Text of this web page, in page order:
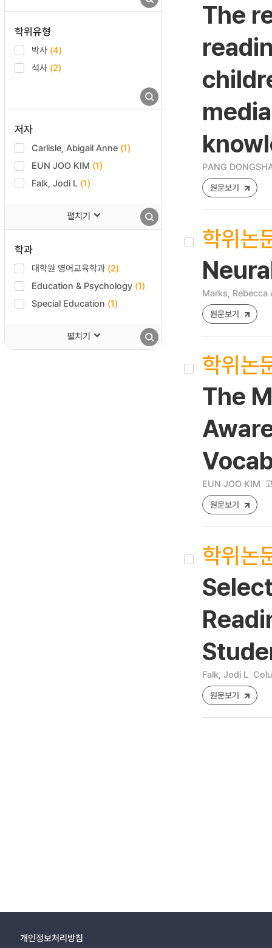
학위유형
박사 (4)
석사 (2)
저자
Carlisle, Abigail Anne (1)
EUN JOO KIM (1)
Falk, Jodi L (1)
펼치기
학과
대학원 영어교육학과 (2)
Education & Psychology (1)
Special Education (1)
펼치기
The
PANG
원문보기
학위논
Marks, Rebecca
원문보기
학위논
The
EUN JOO KIM
원문보기
학위논
Falk, Jodi L
원문보기
개인정보처리방침